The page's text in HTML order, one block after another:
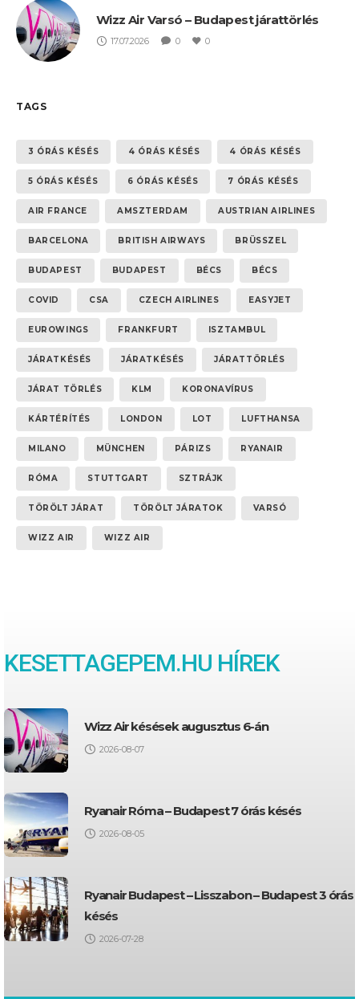
Wizz Air Varsó – Budapest járattörlés
17.07.2026 0 0
TAGS
3 ÓRÁS KÉSÉS 4 ÓRÁS KÉSÉS 4 ÓRÁS KÉSÉS
5 ÓRÁS KÉSÉS 6 ÓRÁS KÉSÉS 7 ÓRÁS KÉSÉS
AIR FRANCE AMSZTERDAM AUSTRIAN AIRLINES
BARCELONA BRITISH AIRWAYS BRÜSSZEL
BUDAPEST BUDAPEST BÉCS BÉCS
COVID CSA CZECH AIRLINES EASYJET
EUROWINGS FRANKFURT ISZTAMBUL
JÁRATKÉSÉS JÁRATKÉSÉS JÁRATTÖRLÉS
JÁRAT TÖRLÉS KLM KORONAVÍRUS
KÁRTÉRÍTÉS LONDON LOT LUFTHANSA
MILANO MÜNCHEN PÁRIZS RYANAIR
RÓMA STUTTGART SZTRÁJK
TÖRÖLT JÁRAT TÖRÖLT JÁRATOK VARSÓ
WIZZ AIR WIZZ AIR
KESETTAGEPEM.HU HÍREK
Wizz Air késések augusztus 6-án
2026-08-07
Ryanair Róma – Budapest 7 órás késés
2026-08-05
Ryanair Budapest – Lisszabon – Budapest 3 órás
késés
2026-07-28